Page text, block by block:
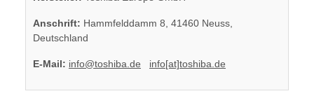
Anschrift: Hammfelddamm 8, 41460 Neuss,
Deutschland
E-Mail: info@toshiba.de info[at]toshiba.de